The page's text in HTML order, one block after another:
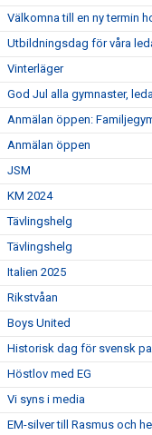
Välkomna till en ny termin
Utbildningsdag för våra
Vinterläger
God Jul alla gymnaster,
Anmälan öppen:
Anmälan öppen
JSM
KM 2024
Tävlingshelg
Tävlingshelg
Italien 2025
Rikstvåan
Boys United
Historisk dag för svensk
Höstlov med EG
Vi syns i media
EM-silver till Rasmus och